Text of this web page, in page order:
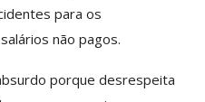
para os
não pagos.
porque desrespeita